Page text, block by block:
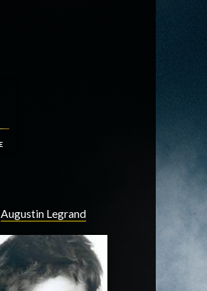
Augustin Legrand